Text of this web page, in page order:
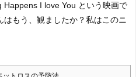
Happens I love You という映画で
はもう、観ましたか？私はこのニ